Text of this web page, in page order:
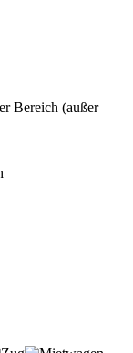
Bereich (außer